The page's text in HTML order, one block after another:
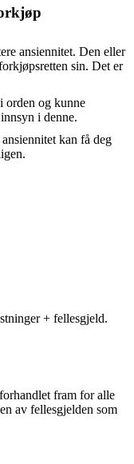
ansiennitet. Den eller
sin. Det er
orden og kunne
i denne.
kan få deg
+ fellesgjeld.
fram for alle
av fellesgjelden som